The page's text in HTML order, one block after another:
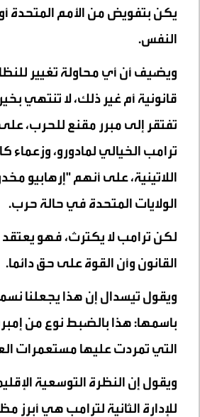
يكن بتفويض من الأمم المتحدة
النفس.
ويضيف أن أي محاولة تغيير
قانونية أم غير ذلك، لا تنتهي
تفتقر إلى مبرر مقنع للحرب،
ترامب الخيالي لمادورو، وزعماء
اللاتينية، على أنهم "إرهابيو
الولايات المتحدة في حالة حرب.
لكن ترامب لا يكترث، فهو يعتقد
القانون وأن القوة على حق دائما.
ويقول تيسدال إن هذا يجعلنا
باسمها: هذا بالضبط نوع من
التي تمردت عليها مستعمرات
ويقول إن النظرة التوسعية
للإدارة الثانية لترامب هي